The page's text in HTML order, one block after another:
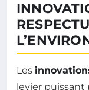
Les
levier puissant